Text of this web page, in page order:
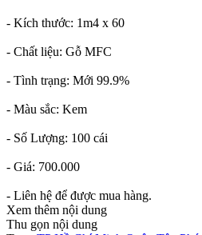
- Kích thước: 1m4 x 60
- Chất liệu: Gỗ MFC
- Tình trạng: Mới 99.9%
- Màu sắc: Kem
- Số Lượng: 100 cái
- Giá: 700.000
- Liên hệ để được mua hàng.
Xem thêm nội dung
Thu gọn nội dung